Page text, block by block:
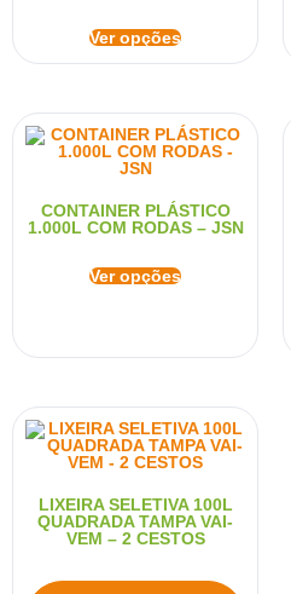
Ver opções
CONTAINER PLÁSTICO
1.000L COM RODAS – JSN
Ver opções
LIXEIRA SELETIVA 100L
QUADRADA TAMPA VAI-
VEM – 2 CESTOS